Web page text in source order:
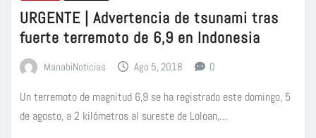
URGENTE | Advertencia de tsunami tras
fuerte terremoto de 6,9 en Indonesia
ManabiNoticias Ago 5, 2018 0
Un terremoto de magnitud 6,9 se ha registrado este domingo, 5
de agosto, a 2 kilómetros al sureste de Loloan,…